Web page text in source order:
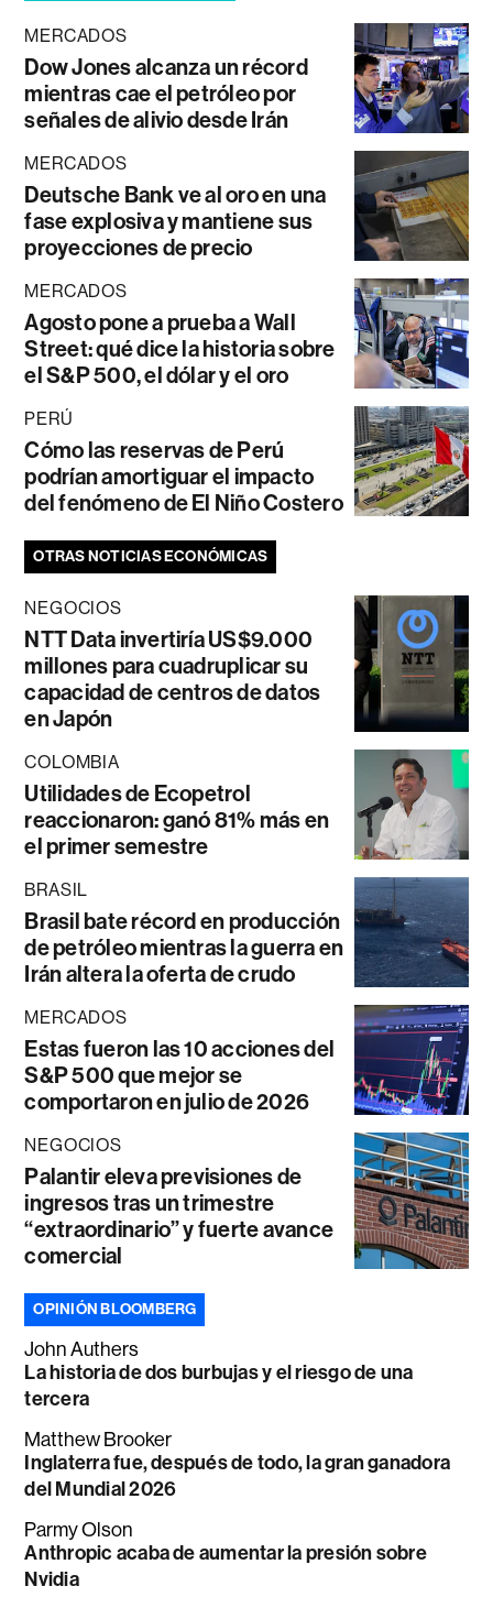
MERCADOS
Dow Jones alcanza un récord
mientras cae el petróleo por
señales de alivio desde Irán
MERCADOS
Deutsche Bank ve al oro en una
fase explosiva y mantiene sus
proyecciones de precio
MERCADOS
Agosto pone a prueba a Wall
Street: qué dice la historia sobre
el S&P 500, el dólar y el oro
PERÚ
Cómo las reservas de Perú
podrían amortiguar el impacto
del fenómeno de El Niño Costero
OTRAS NOTICIAS ECONÓMICAS
NEGOCIOS
NTT Data invertiría US$9.000
millones para cuadruplicar su
capacidad de centros de datos
en Japón
COLOMBIA
Utilidades de Ecopetrol
reaccionaron: ganó 81% más en
el primer semestre
BRASIL
Brasil bate récord en producción
de petróleo mientras la guerra en
Irán altera la oferta de crudo
MERCADOS
Estas fueron las 10 acciones del
S&P 500 que mejor se
comportaron en julio de 2026
NEGOCIOS
Palantir eleva previsiones de
ingresos tras un trimestre
“extraordinario” y fuerte avance
comercial
OPINIÓN BLOOMBERG
John Authers
La historia de dos burbujas y el riesgo de una
tercera
Matthew Brooker
Inglaterra fue, después de todo, la gran ganadora
del Mundial 2026
Parmy Olson
Anthropic acaba de aumentar la presión sobre
Nvidia